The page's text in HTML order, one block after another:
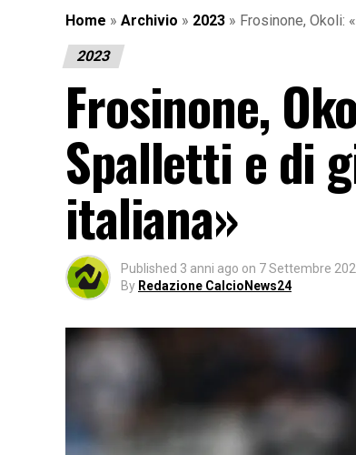
Home » Archivio » 2023 » Frosinone, Okoli:
2023
Frosinone,
Spalletti e di
italiana»
Published 3 anni ago on 7 Settembre
By Redazione CalcioNews24